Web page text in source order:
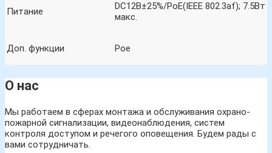
Питание
DC12В±25%/PoE(IEEE 802.3af); 7.5Вт
макс.
Доп. функции Рое
О нас
Мы работаем в сферах монтажа и обслуживания охрано-
пожарной сигнализации, видеонаблюдения, систем
контроля доступом и речегого оповещения. Будем рады с
вами сотрудничать.